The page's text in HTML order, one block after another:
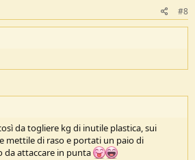
#8
da togliere kg di inutile plastica, sui
mettile di raso e portati un paio di
da attaccare in punta